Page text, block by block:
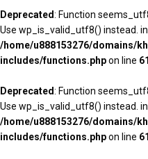
Deprecated: Function
Use wp_is_valid_utf8() instead. in
/home/u888153276/domains/
includes/functions.phpon line
Deprecated: Function
Use wp_is_valid_utf8() instead. in
/home/u888153276/domains/
includes/functions.phpon line